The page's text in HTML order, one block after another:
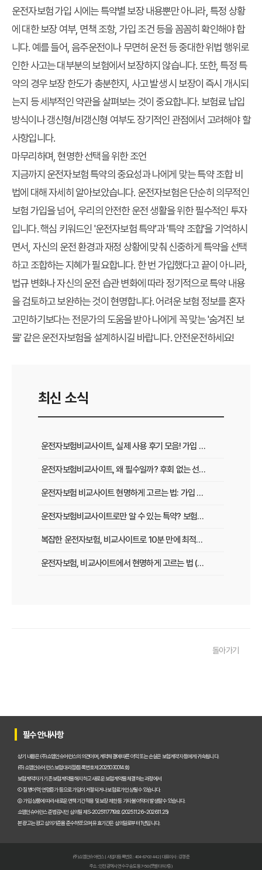
운전자보험 가입 시에는 특약별 보장 내용뿐만 아니라, 특정 상황
에 대한 보장 여부, 면책 조항, 가입 조건 등을 꼼꼼히 확인해야 합
니다. 예를 들어, 음주운전이나 무면허 운전 등 중대한 위법 행위로
인한 사고는 대부분의 보험에서 보장하지 않습니다. 또한, 특정 특
약의 경우 보장 한도가 충분한지, 사고 발생 시 보장이 즉시 개시되
는지 등 세부적인 약관을 살펴보는 것이 중요합니다. 보험료 납입
방식이나 갱신형/비갱신형 여부도 장기적인 관점에서 고려해야 할
사항입니다.
마무리하며, 현명한 선택을 위한 조언
지금까지 운전자보험 특약의 중요성과 나에게 맞는특약 조합비
법에 대해 자세히 알아보았습니다. 운전자보험은 단순히 의무적인
보험 가입을 넘어, 우리의 안전한 운전 생활을 위한 필수적인 투자
입니다. 핵심 키워드인 '운전자보험 특약'과 '특약 조합'을 기억하시
면서, 자신의 운전 환경과 재정 상황에 맞춰 신중하게 특약을 선택
하고 조합하는 지혜가 필요합니다. 한 번 가입했다고 끝이 아니라,
법규 변화나 자신의 운전 습관 변화에 따라 정기적으로 특약 내용
을 검토하고 보완하는 것이 현명합니다. 어려운 보험 정보를 혼자
고민하기보다는 전문가의 도움을 받아 나에게 꼭 맞는 '숨겨진 보
물' 같은 운전자보험을 설계하시길 바랍니다. 안전운전하세요!
최신 소식
운전자보험비교사이트, 실제 사용 후기 모음! 가입 전 반드시 봐야 할 꿀팁
운전자보험비교사이트, 왜 필수일까? 후회 없는 선택을 위한 3가지 핵심 질문
운전자보험 비교사이트 현명하게 고르는 법: 가입 전 놓치지 말아야 할 체크리스트
운전자보험비교사이트로만 알 수 있는 특약? 보험료 절감 비법 공개
복잡한 운전자보험, 비교사이트로 10분 만에 최적의 설계 끝내는 법
운전자보험, 비교사이트에서 현명하게 고르는 법 (보장 VS 가격)
돌아가기
필수 안내사항
상기 내용은 (주)쇼엠인슈어런스의 의견이며, 계약체결에 따른 이익 또는 손실은 보험계약자 등에게 귀속됩니다.
(주)쇼엠인슈어런스 보험대리점(등록번호 제2025030014호)
보험계약자가 기존 보험계약을 해지하고 새로운 보험계약을 체결하는 과정에서
① 질병이력, 연령증가 등으로 가입이 거절되거나 보험료가 인상될 수 있습니다.
② 가입 상품에 따라 새로운 면책기간 적용 및 보장 제한 등 기타 불이익이 발생할 수 있습니다.
쇼엠인슈어런스 준법감시인 심의필 제S-2025117719호 (2025.11.26~2026.11.25)
본 광고는 광고심의기준을 준수하였으며, 유효기간은 심의일로부터 1년입니다.
(주)쇼엠인슈어런스 | 사업자등록번호 : 404-87-03442 | 대표이사 : 강경준
주소 : 인천광역시 연수구 송도동 7-50 (갯벌타워 7층)